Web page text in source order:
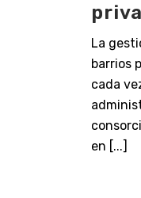
La
barrios
cada
en [...]